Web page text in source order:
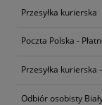
Przesyłka kurierska
Poczta Polska -
Przesyłka kurierska
Odbiór osobisty